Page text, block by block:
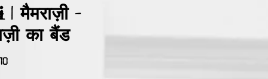
मैमराज़ी -
का बैंड